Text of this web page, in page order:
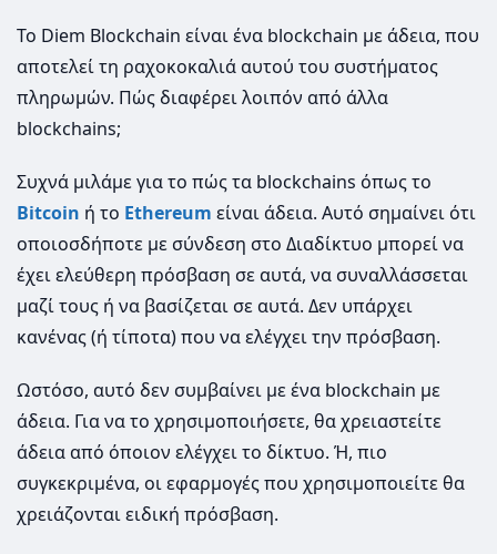
Το Diem Blockchain είναι ένα blockchain με άδεια, που
αποτελεί τη ραχοκοκαλιά αυτού του συστήματος
πληρωμών. Πώς διαφέρει λοιπόν από άλλα
blockchains;
Συχνά μιλάμε για το πώς τα blockchains όπως το
Bitcoin ή το Ethereum είναι άδεια. Αυτό σημαίνει ότι
οποιοσδήποτε με σύνδεση στο Διαδίκτυο μπορεί να
έχει ελεύθερη πρόσβαση σε αυτά, να συναλλάσσεται
μαζί τους ή να βασίζεται σε αυτά. Δεν υπάρχει
κανένας (ή τίποτα) που να ελέγχει την πρόσβαση.
Ωστόσο, αυτό δεν συμβαίνει με ένα blockchain με
άδεια. Για να το χρησιμοποιήσετε, θα χρειαστείτε
άδεια από όποιον ελέγχει το δίκτυο. Ή, πιο
συγκεκριμένα, οι εφαρμογές που χρησιμοποιείτε θα
χρειάζονται ειδική πρόσβαση.